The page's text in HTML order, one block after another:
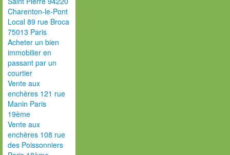
Charenton-le-Pont
Local 89 rue Broca
75013 Paris
Acheter un bien
immobilier en
passant par un
courtier
Vente aux
enchères 121 rue
Manin Paris
19ème
Vente aux
enchères 108 rue
des Poissonniers